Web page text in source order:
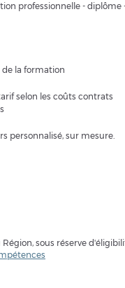
professionnelle - diplôme
de la formation
selon les coûts contrats
personnalisé, sur mesure.
sous réserve